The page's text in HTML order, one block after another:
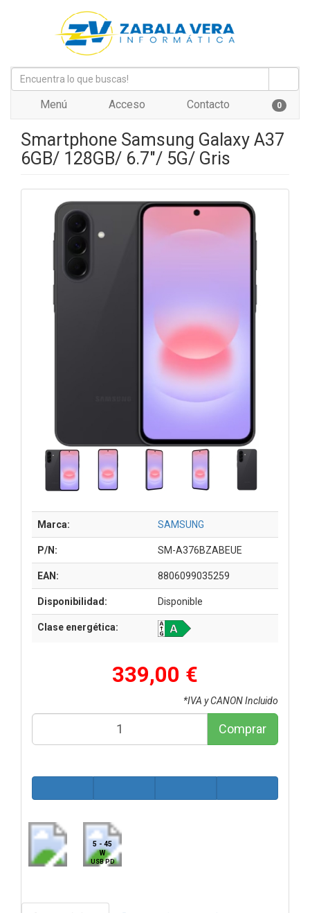
Menú Acceso Contacto 0
Smartphone Samsung Galaxy A37
6GB/ 128GB/ 6.7"/ 5G/ Gris
Marca: SAMSUNG
P/N: SM-A376BZABEUE
EAN: 8806099035259
Disponibilidad: Disponible
Clase energética:
339,00 €
*IVA y CANON Incluido
Comprar
5 - 45
W
USB PD